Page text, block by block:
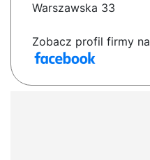
Warszawska 33
Zobacz profil firmy na